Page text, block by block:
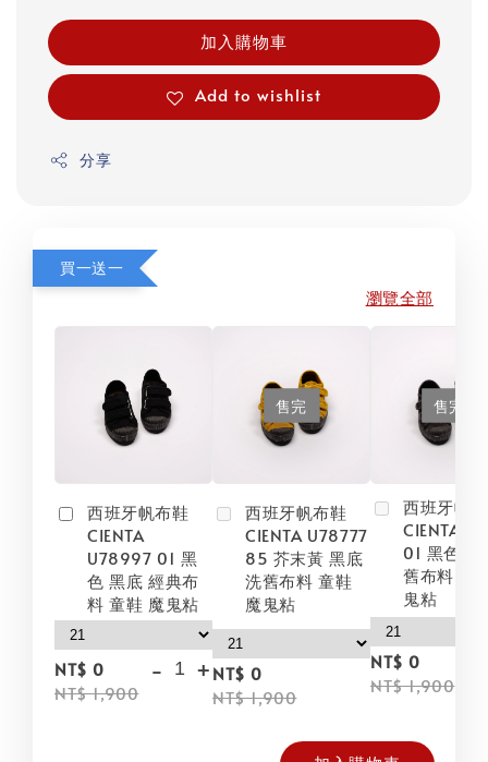
加入購物車
Add to wishlist
分享
買一送一
瀏覽全部
西班牙帆布鞋
CIENTA
U78997 01 黑
色 黑底 經典布
料 童鞋 魔鬼粘
NT$ 0
NT$ 1,900
- +
售完
西班牙帆布鞋
CIENTA U78777
85 芥末黃 黑底
洗舊布料 童鞋
魔鬼粘
NT$ 0
NT$ 1,900
售完
西班牙帆
CIENTA
01 黑色 黑
舊布料 童
鬼粘
NT$ 0
NT$ 1,900